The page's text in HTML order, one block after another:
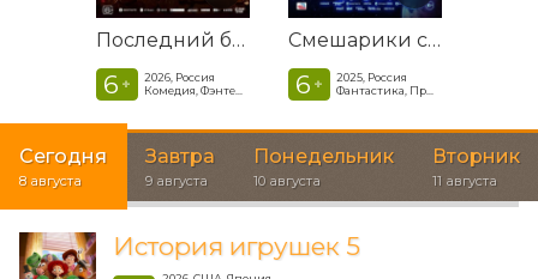
Последний богатырь. Колобок
6 +
2026, Россия
Смешарики сквозь вселенные
6 +
2025, Россия
Сегодня
8 августа
Завтра
9 августа
Понедельник
10 августа
Вторник
11 августа
История игрушек 5